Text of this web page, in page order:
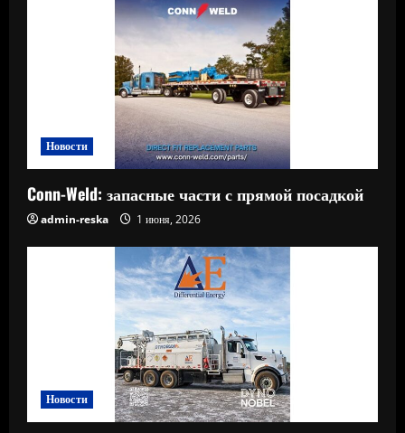
Новости
Conn-Weld: запасные части с прямой посадкой
admin-reska 1 июня, 2026
Новости